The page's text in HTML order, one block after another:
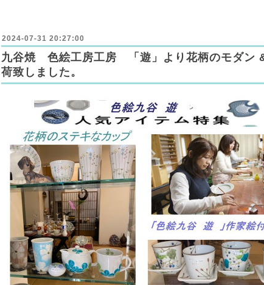
2024-07-31 20:27:00
九谷焼 色絵工房工房 「遊」より花柄のモダン
荷致しました。